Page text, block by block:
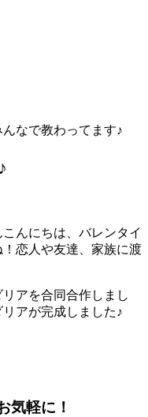
んなで教わってます♪
こんにちは、バレンタイ
恋人や友達、家族に渡
アを合同合作しまし
アが完成しました♪
気軽に！